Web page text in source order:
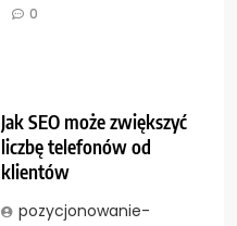
0
Jak SEO może zwiększyć
liczbę telefonów od
klientów
pozycjonowanie-